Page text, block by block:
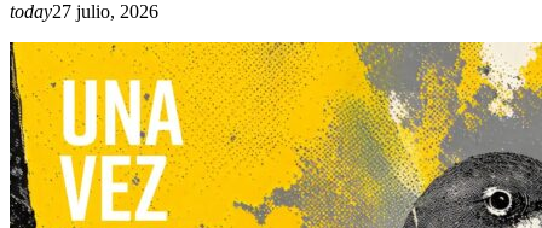
today27 julio, 2026